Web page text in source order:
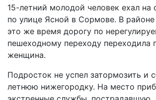
15-летний молодой человек ехал на
по улице Ясной в Сормове. В
это же время дорогу по
пешеходному переходу переходила
женщина.
Подросток не успел затормозить и
летнюю нижегородку. На место